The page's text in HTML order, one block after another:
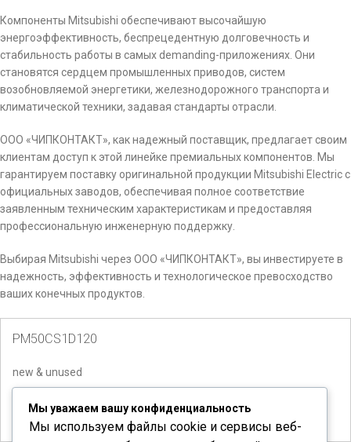
Компоненты Mitsubishi обеспечивают высочайшую
энергоэффективность, беспрецедентную долговечность и
стабильность работы в самых demanding-приложениях. Они
становятся сердцем промышленных приводов, систем
возобновляемой энергетики, железнодорожного транспорта и
климатической техники, задавая стандарты отрасли.
ООО «ЧИПКОНТАКТ», как надежный поставщик, предлагает своим
клиентам доступ к этой линейке премиальных компонентов. Мы
гарантируем поставку оригинальной продукции Mitsubishi Electric с
официальных заводов, обеспечивая полное соответствие
заявленным техническим характеристикам и предоставляя
профессиональную инженерную поддержку.
Выбирая Mitsubishi через ООО «ЧИПКОНТАКТ», вы инвестируете в
надежность, эффективность и технологическое превосходство
ваших конечных продуктов.
PM50CS1D120
new & unused
Количество доступно:13
Мы уважаем вашу конфиденциальность
Мы используем файлы cookie и сервисы веб-